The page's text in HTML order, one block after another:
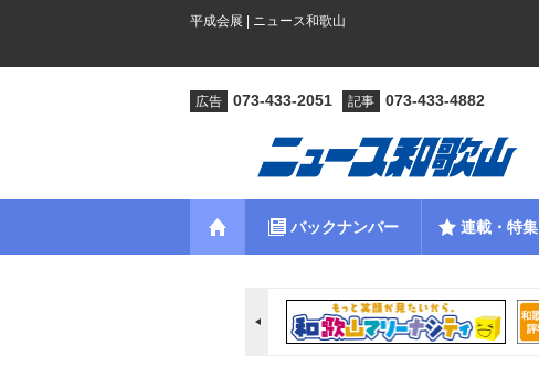
平成会展 | ニュース和歌山
広告 073-433-2051 記事 073-433-4882
バックナンバー 連載・特集